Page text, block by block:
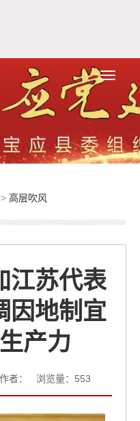
高层吹风
江苏代表
因地制宜
产力
者： 浏览量： 553